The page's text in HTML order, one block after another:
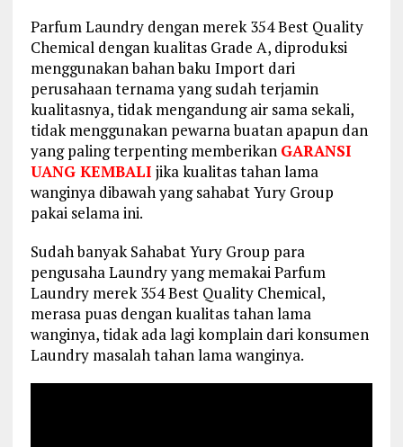
Parfum Laundry dengan merek 354 Best Quality
Chemical dengan kualitas Grade A, diproduksi
menggunakan bahan baku Import dari
perusahaan ternama yang sudah terjamin
kualitasnya, tidak mengandung air sama sekali,
tidak menggunakan pewarna buatan apapun dan
yang paling terpenting memberikan GARANSI
UANG KEMBALI jika kualitas tahan lama
wanginya dibawah yang sahabat Yury Group
pakai selama ini.
Sudah banyak Sahabat Yury Group para
pengusaha Laundry yang memakai Parfum
Laundry merek 354 Best Quality Chemical,
merasa puas dengan kualitas tahan lama
wanginya, tidak ada lagi komplain dari konsumen
Laundry masalah tahan lama wanginya.